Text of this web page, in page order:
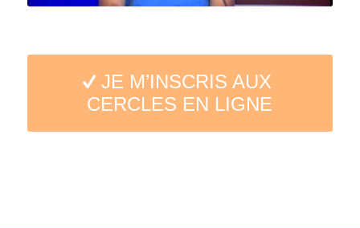
JE M’INSCRIS AUX
CERCLES EN LIGNE